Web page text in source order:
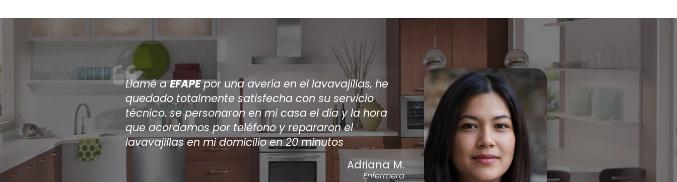
Después de que varios técnicos viniesen a casa a
reparar mi aire acondicionado encontré por internet
aEFAPE, han sido los únicos en dar una solución a mi
aire acondicionado. acepté el prespuesto de la
reparación y ahora tengo el a/a como nuevo.
Antonio Silvente
Carpintero